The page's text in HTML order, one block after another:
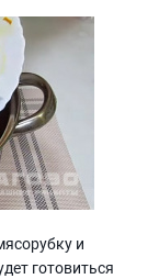
и
готовиться